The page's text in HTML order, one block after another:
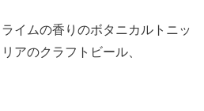
イムの香りのボタニカルトニッ
アのクラフトビール、